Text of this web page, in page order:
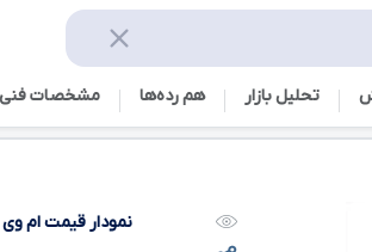
تحلیل بازار هم رده‌ها‌ مشخصات فنی
نمودار قیمت ام وی